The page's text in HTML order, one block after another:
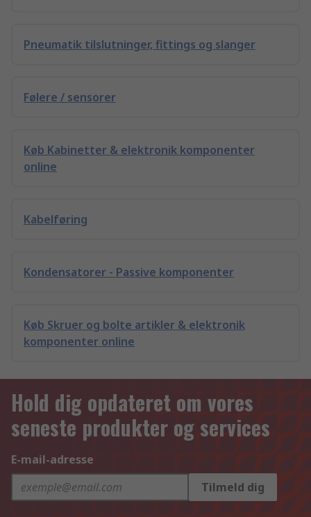
Pneumatik tilslutninger, fittings og slanger
Følere / sensorer
Køb Kabinetter & elektronik komponenter
online
Kabelføring
Kondensatorer - Passive komponenter
Køb Skruer og bolte artikler & elektronik
komponenter online
Hold dig opdateret om vores
seneste produkter og services
E-mail-adresse
Tilmeld dig